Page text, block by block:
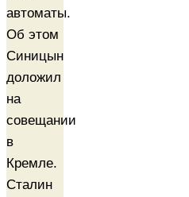
автоматы.
Об этом
Синицын
доложил
на
совещании
в
Кремле.
Сталин